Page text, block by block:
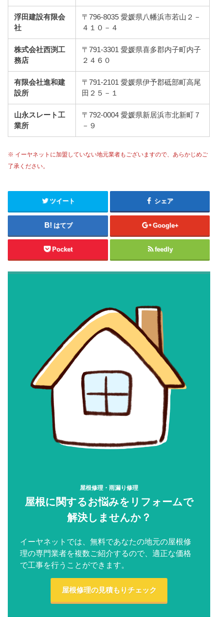
浮田建設有限会
社
〒796-8035 愛媛県八幡浜市若山２－
４１０－４
株式会社西渕工
務店
〒791-3301 愛媛県喜多郡内子町内子
２４６０
有限会社進和建
設所
〒791-2101 愛媛県伊予郡砥部町高尾
田２５－１
山永スレート工
業所
〒792-0004 愛媛県新居浜市北新町７
－９
※ イーヤネットに加盟していない地元業者もございますので、あらかじめご
了承ください。
ツイート シェア
はてブ Google+
Pocket feedly
屋根修理・雨漏り修理
屋根に関するお悩みをリフォームで
解決しませんか？
イーヤネットでは、無料であなたの地元の屋根修
理の専門業者を複数ご紹介するので、適正な価格
で工事を行うことができます。
屋根修理の見積もりチェック